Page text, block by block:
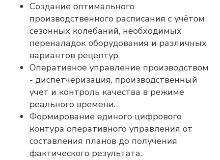
Создание оптимального
производственного расписания с учётом
сезонных колебаний, необходимых
переналадок оборудования и различных
вариантов рецептур.
Оперативное управление производством
- диспетчеризация, производственный
учет и контроль качества в режиме
реального времени.
Формирование единого цифрового
контура оперативного управления от
составления планов до получения
фактического результата.